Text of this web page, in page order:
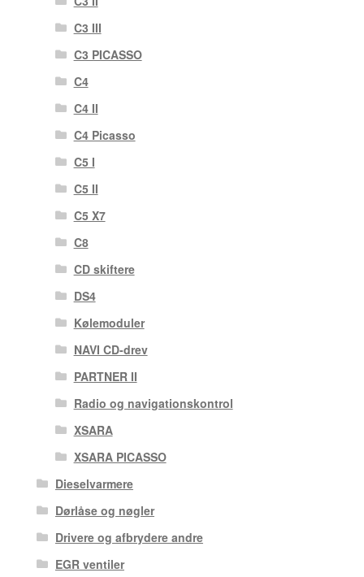
C3 III
C3 PICASSO
C4
C4 II
C4 Picasso
C5 I
C5 II
C5 X7
C8
CD skiftere
DS4
Kølemoduler
NAVI CD-drev
PARTNER II
Radio og navigationskontrol
XSARA
XSARA PICASSO
Dieselvarmere
Dørlåse og nøgler
Drivere og afbrydere andre
EGR ventiler